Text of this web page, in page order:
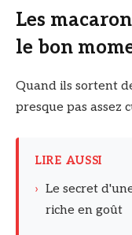
Les
le bon
Quand ils sortent
presque pas assez
LIRE AUSSI
› Le secret
riche en goût